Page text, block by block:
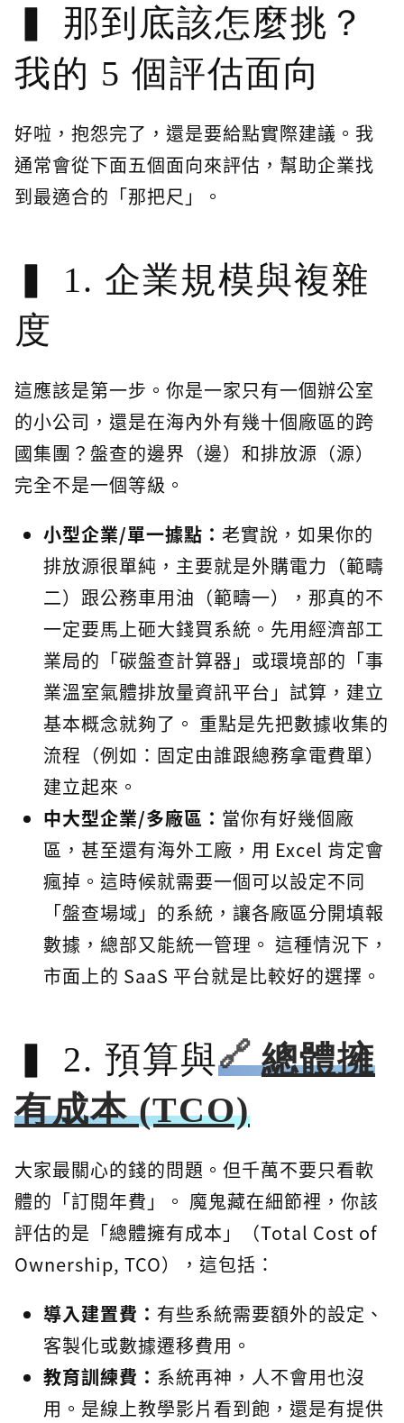
那到底該怎麼挑？
我的 5 個評估面向
好啦，抱怨完了，還是要給點實際建議。我
通常會從下面五個面向來評估，幫助企業找
到最適合的「那把尺」。
1. 企業規模與複雜
度
這應該是第一步。你是一家只有一個辦公室
的小公司，還是在海內外有幾十個廠區的跨
國集團？盤查的邊界（邊）和排放源（源）
完全不是一個等級。
小型企業/單一據點： 老實說，如果你的
排放源很單純，主要就是外購電力（範疇
二）跟公務車用油（範疇一），那真的不
一定要馬上砸大錢買系統。先用經濟部工
業局的「碳盤查計算器」或環境部的「事
業溫室氣體排放量資訊平台」試算，建立
基本概念就夠了。 重點是先把數據收集的
流程（例如：固定由誰跟總務拿電費單）
建立起來。
中大型企業/多廠區： 當你有好幾個廠
區，甚至還有海外工廠，用 Excel 肯定會
瘋掉。這時候就需要一個可以設定不同
「盤查場域」的系統，讓各廠區分開填報
數據，總部又能統一管理。 這種情況下，
市面上的 SaaS 平台就是比較好的選擇。
2. 預算與
總體擁
有成本 (TCO)
大家最關心的錢的問題。但千萬不要只看軟
體的「訂閱年費」。 魔鬼藏在細節裡，你該
評估的是「總體擁有成本」（Total Cost of
Ownership, TCO），這包括：
導入建置費： 有些系統需要額外的設定、
客製化或數據遷移費用。
教育訓練費： 系統再神，人不會用也沒
用。是線上教學影片看到飽，還是有提供